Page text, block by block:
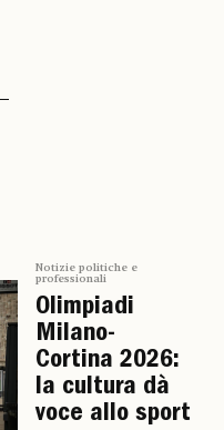
Notizie politiche e
professionali
Olimpiadi
Milano-
Cortina 2026:
la cultura dà
voce allo sport